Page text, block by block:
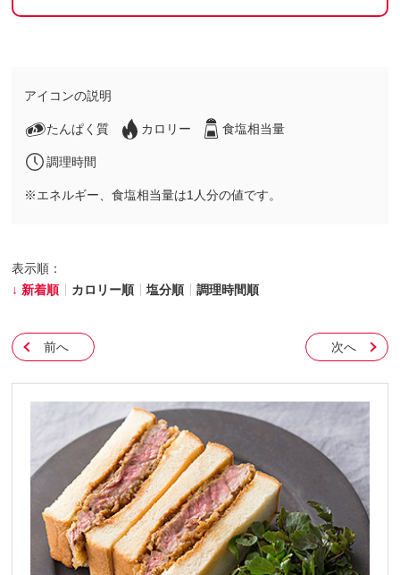
アイコンの説明
たんぱく質 カロリー 食塩相当量
調理時間
※エネルギー、食塩相当量は1人分の値です。
表示順：
新着順
カロリー順 塩分順 調理時間順
前へ 次へ